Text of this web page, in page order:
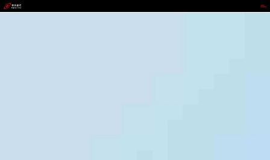
888.BY集团电子游戏